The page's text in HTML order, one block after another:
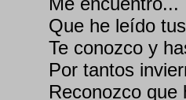
Que he leído
Te conozco y
Por tantos
Reconozco que